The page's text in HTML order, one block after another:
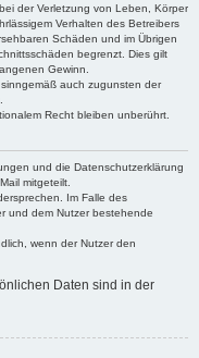
der Verletzung von Leben, Körper
Verhalten des Betreibers
Schäden und im Übrigen
begrenzt. Dies gilt
Gewinn.
auch zugunsten der
Recht bleiben unberührt.
und die Datenschutzerklärung
mitgeteilt.
Im Falle des
und dem Nutzer bestehende
wenn der Nutzer den
Daten sind in der